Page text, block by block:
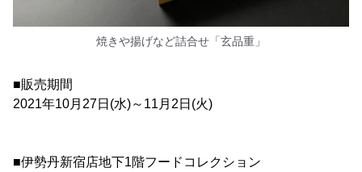
焼きや揚げなど詰合せ「玄品重」
■販売期間
2021年10月27日(水)～11月2日(火)
■伊勢丹新宿店地下1階フードコレクション